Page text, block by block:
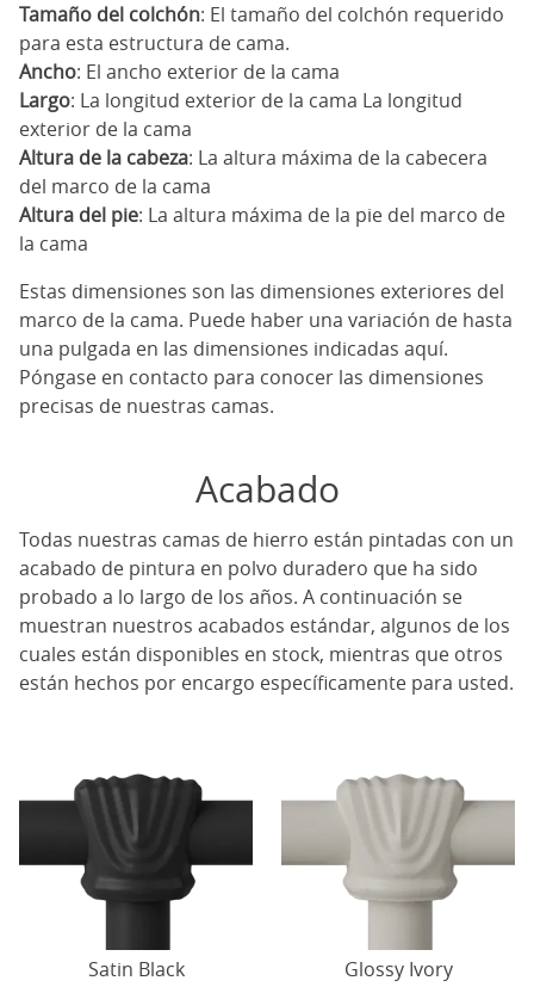
Tamaño del colchón: El tamaño del colchón requerido
para esta estructura de cama.
Ancho: El ancho exterior de la cama
Largo: La longitud exterior de la cama La longitud
exterior de la cama
Altura de la cabeza: La altura máxima de la cabecera
del marco de la cama
Altura del pie: La altura máxima de la pie del marco de
la cama
Estas dimensiones son las dimensiones exteriores del
marco de la cama. Puede haber una variación de hasta
una pulgada en las dimensiones indicadas aquí.
Póngase en contacto para conocer las dimensiones
precisas de nuestras camas.
Acabado
Todas nuestras camas de hierro están pintadas con un
acabado de pintura en polvo duradero que ha sido
probado a lo largo de los años. A continuación se
muestran nuestros acabados estándar, algunos de los
cuales están disponibles en stock, mientras que otros
están hechos por encargo específicamente para usted.
Satin Black Glossy Ivory